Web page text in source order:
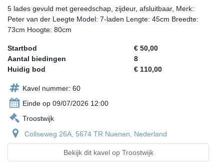
5 lades gevuld met gereedschap, zijdeur, afsluitbaar, Merk:
Peter van der Leegte Model: 7-laden Lengte: 45cm Breedte:
73cm Hoogte: 80cm
Startbod
€ 50,00
Aantal biedingen
8
Huidig bod
€ 110,00
Kavel nummer: 60
Einde op 09/07/2026 12:00
Troostwijk
Collseweg 26A, 5674 TR Nuenen, Nederland
Bekijk dit kavel op Troostwijk